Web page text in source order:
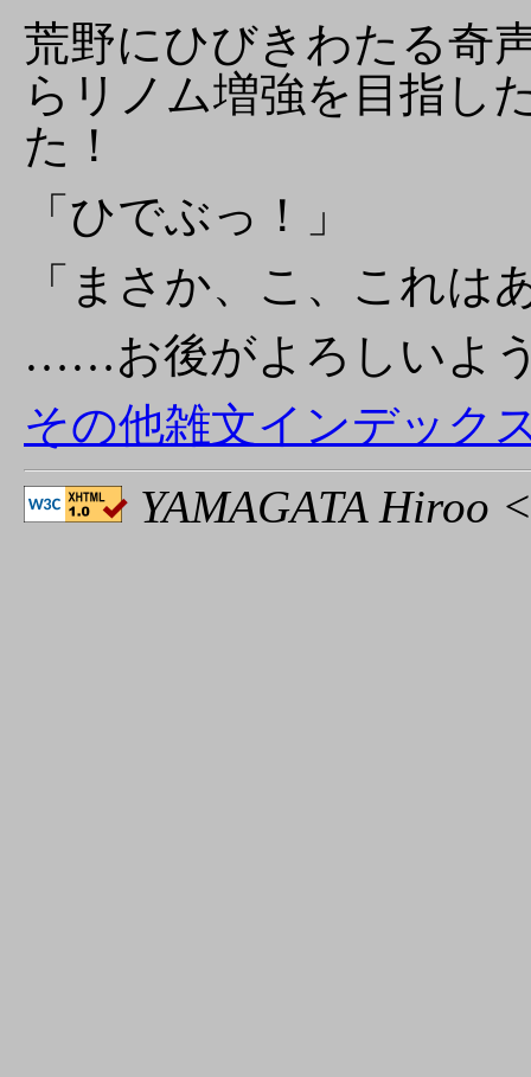
荒野にひびきわたる奇
らリノム増強を目指し
た！
「ひでぶっ！」
「まさか、こ、これは
……お後がよろしいよ
その他雑文インデック
YAMAGATA Hiroo